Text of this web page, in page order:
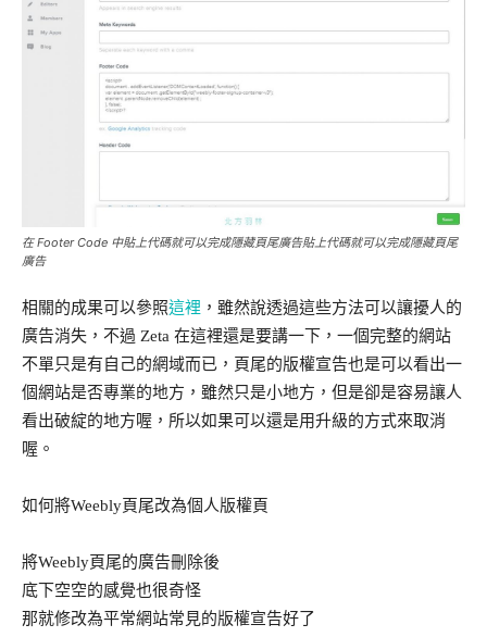
在 Footer Code 中貼上代碼就可以完成隱藏頁尾廣告貼上代碼就可以完成隱藏頁尾
廣告
相關的成果可以參照這裡 ，雖然說透過這些方法可以讓擾人的
廣告消失，不過 Zeta 在這裡還是要講一下，一個完整的網站
不單只是有自己的網域而已，頁尾的版權宣告也是可以看出一
個網站是否專業的地方，雖然只是小地方，但是卻是容易讓人
看出破綻的地方喔，所以如果可以還是用升級的方式來取消
喔。
如何將Weebly頁尾改為個人版權頁
將Weebly頁尾的廣告刪除後
底下空空的感覺也很奇怪
那就修改為平常網站常見的版權宣告好了